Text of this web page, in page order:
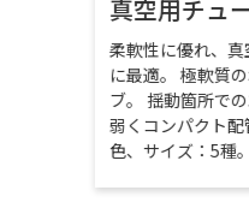
真空用チュ
柔軟性に優れ、
に最適。 極軟質
ブ。 揺動箇所で
弱くコンパクト
色、サイズ：5種。